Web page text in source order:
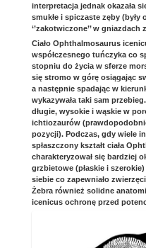
interpretacja jednak okazała
smukłe i spiczaste zęby (były
‘’zakotwiczone’’ w gniazdach
Ciało Ophthalmosaurus
współczesnego tuńczyka co
stopniu do życia w sferze
się stromo w górę osiągając
a następnie spadając w
wykazywała taki sam
długie, wysokie i wąskie w
ichtiozaurów
pozycji). Podczas, gdy wiele
spłaszczony kształt ciała
charakteryzował się bardziej
grzbietowe (płaskie i
siebie co zapewniało
Żebra również solidne
icenicus ochronę przed